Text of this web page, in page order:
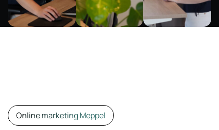
Online marketing Meppel